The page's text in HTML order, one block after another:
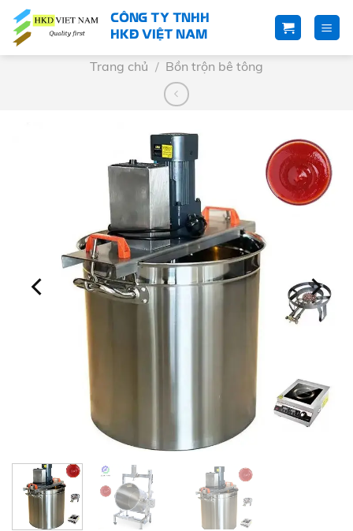
Skip
content
CÔNG TY TNHH
HKĐ VIỆT NAM
Trang chủ / Bồn trộn bê tông